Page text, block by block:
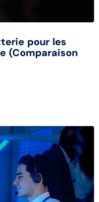
pour les
(Comparaison